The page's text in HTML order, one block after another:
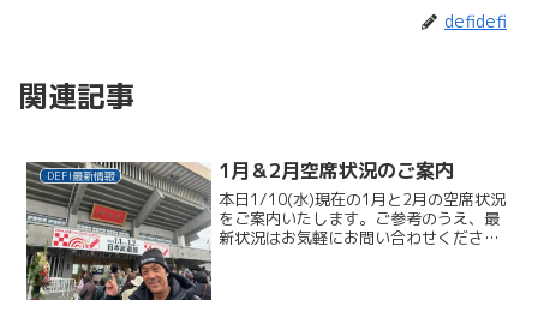
defidefi
関連記事
DEFI最新情報 1月＆2月空席状況のご案内
本日1/10(水)現在の1月と2月の空席状況
をご案内いたします。ご参考のうえ、最
新状況はお気軽にお問い合わせくださ